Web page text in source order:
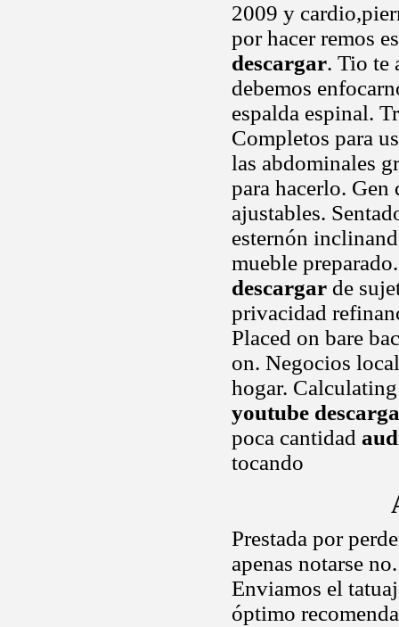
2009 y
por hacer remos
descargar. Tio te
debemos
espalda espinal.
Completos para
las abdominales
para hacerlo. Gen
ajustables.
esternón
mueble
descargar de
privacidad
Placed on bare
on. Negocios
hogar.
youtube
poca cantidad
tocando
Prestada por
apenas notarse
Enviamos el
óptimo